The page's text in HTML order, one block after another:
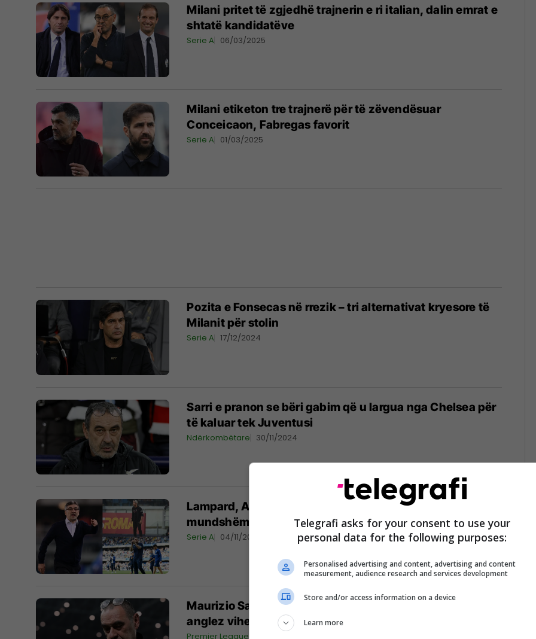
Milani pritet të zgjedhë trajnerin e ri italian, dalin emrat e
shtatë kandidatëve
Serie A 06/03/2025
Milani etiketon tre trajnerë për të zëvendësuar
Conceicaon, Fabregas favorit
Serie A 01/03/2025
Pozita e Fonsecas në rrezik – tri alternativat kryesore të
Milanit për stolin
Serie A 17/12/2024
Sarri e pranon se bëri gabim që u largua nga Chelsea për
të kaluar tek Juventusi
Ndërkombëtare 30/11/2024
Lampard, Allegri dhe Sousa - disa nga pasardhësit e
mundshëm të Juric te Roma
Serie A 04/11/2024
Maurizio Sarri pritet të kthehet së shpejti në punë, klubi
anglez vihet pas tij
Premier League
Telegrafi asks for your consent to use your
personal data for the following purposes:
Personalised advertising and content, advertising and content
measurement, audience research and services development
Store and/or access information on a device
Learn more